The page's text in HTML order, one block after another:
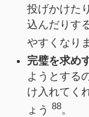
投げかけた
込んだりす
やすくなり
完璧を求め
ようとする
け入れてく
ょう 88。